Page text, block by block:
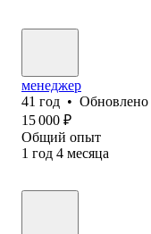
менеджер
41 год • Обновлено
15 000 ₽
Общий опыт
1 год 4 месяца